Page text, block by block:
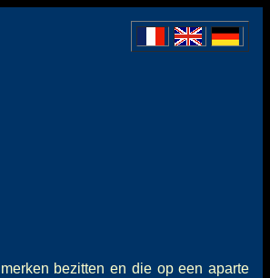
bezitten en die op een aparte